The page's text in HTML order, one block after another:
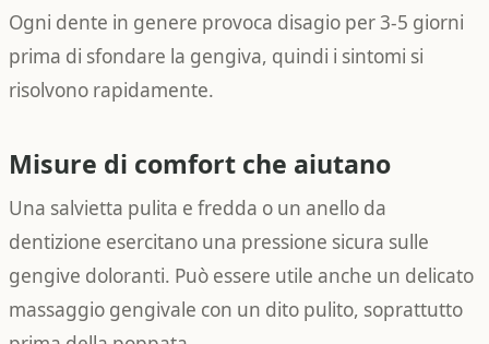
Ogni dente in genere provoca disagio per 3-5 giorni
prima di sfondare la gengiva, quindi i sintomi si
risolvono rapidamente.
Misure di comfort che aiutano
Una salvietta pulita e fredda o un anello da
dentizione esercitano una pressione sicura sulle
gengive doloranti. Può essere utile anche un delicato
massaggio gengivale con un dito pulito, soprattutto